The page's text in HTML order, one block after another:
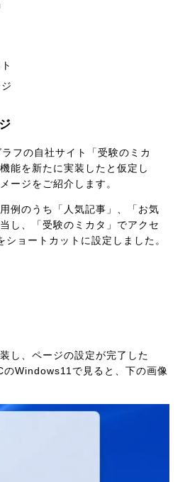
フの自社サイト「受験のミカ
能を新たに実装したと仮定し
ージをご紹介します。
例のうち「人気記事」、「お気
し、「受験のミカタ」でアクセ
ョートカットに設定しました。
し、ページの設定が完了した
のWindows11で見ると、下の画像